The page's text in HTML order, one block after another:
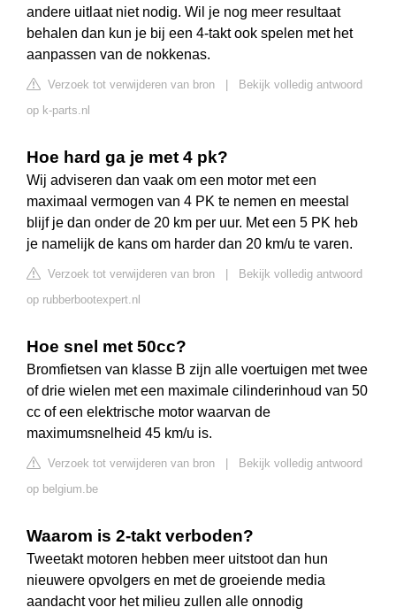
andere uitlaat niet nodig. Wil je nog meer resultaat
behalen dan kun je bij een 4-takt ook spelen met het
aanpassen van de nokkenas.
Verzoek tot verwijderen van bron
Bekijk volledig antwoord
op k-parts.nl
Hoe hard ga je met 4 pk?
Wij adviseren dan vaak om een motor met een
maximaal vermogen van 4 PK te nemen en meestal
blijf je dan onder de 20 km per uur. Met een 5 PK heb
je namelijk de kans om harder dan 20 km/u te varen.
Verzoek tot verwijderen van bron
Bekijk volledig antwoord
op rubberbootexpert.nl
Hoe snel met 50cc?
Bromfietsen van klasse B zijn alle voertuigen met twee
of drie wielen met een maximale cilinderinhoud van 50
cc of een elektrische motor waarvan de
maximumsnelheid 45 km/u is.
Verzoek tot verwijderen van bron
Bekijk volledig antwoord
op belgium.be
Waarom is 2-takt verboden?
Tweetakt motoren hebben meer uitstoot dan hun
nieuwere opvolgers en met de groeiende media
aandacht voor het milieu zullen alle onnodig